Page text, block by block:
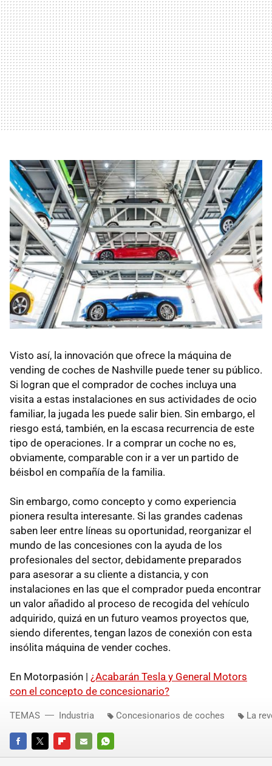
Visto así, la innovación que ofrece la máquina de
vending de coches de Nashville puede tener su público.
Si logran que el comprador de coches incluya una
visita a estas instalaciones en sus actividades de ocio
familiar, la jugada les puede salir bien. Sin embargo, el
riesgo está, también, en la escasa recurrencia de este
tipo de operaciones. Ir a comprar un coche no es,
obviamente, comparable con ir a ver un partido de
béisbol en compañía de la familia.
Sin embargo, como concepto y como experiencia
pionera resulta interesante. Si las grandes cadenas
saben leer entre líneas su oportunidad, reorganizar el
mundo de las concesiones con la ayuda de los
profesionales del sector, debidamente preparados
para asesorar a su cliente a distancia, y con
instalaciones en las que el comprador pueda encontrar
un valor añadido al proceso de recogida del vehículo
adquirido, quizá en un futuro veamos proyectos que,
siendo diferentes, tengan lazos de conexión con esta
insólita máquina de vender coches.
En Motorpasión | ¿Acabarán Tesla y General Motors
con el concepto de concesionario?
FACEBOOKTWITTERFLIPBOARD
E- WHATSAPP
TEMAS Industria Concesionarios de coches La